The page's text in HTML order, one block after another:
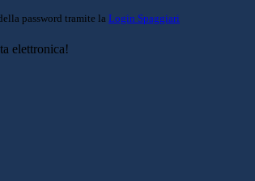
password tramite la Login Spaggiari
elettronica!